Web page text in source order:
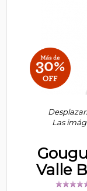
Las
Valle